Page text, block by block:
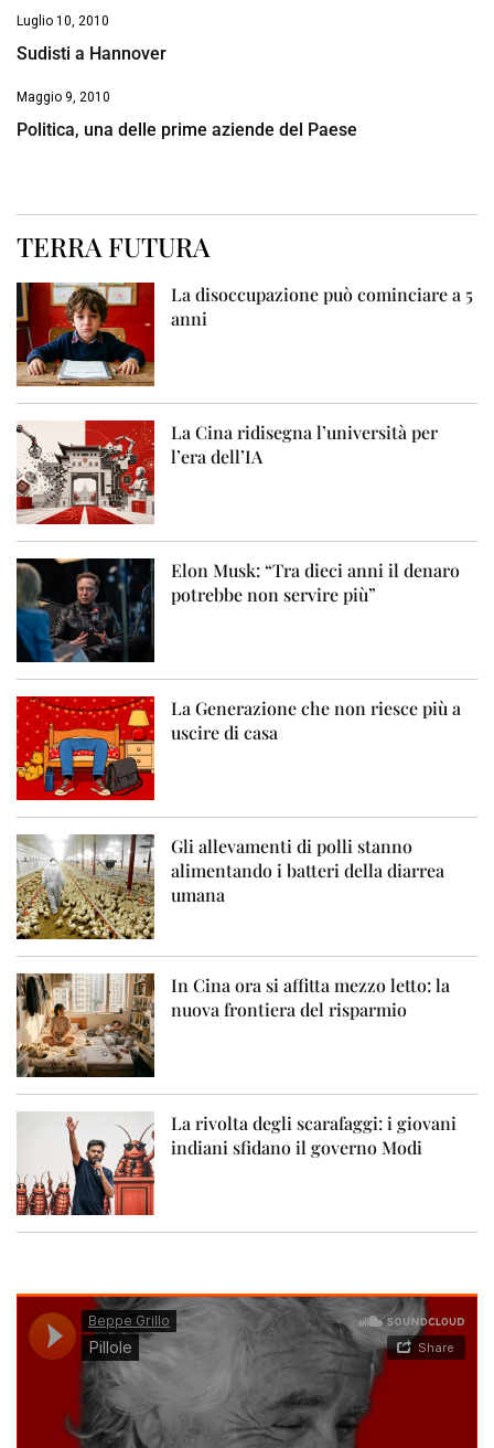
Luglio 10, 2010
Sudisti a Hannover
Maggio 9, 2010
Politica, una delle prime aziende del Paese
TERRA FUTURA
La disoccupazione può cominciare a 5
anni
La Cina ridisegna l’università per
l’era dell’IA
Elon Musk: “Tra dieci anni il denaro
potrebbe non servire più”
La Generazione che non riesce più a
uscire di casa
Gli allevamenti di polli stanno
alimentando i batteri della diarrea
umana
In Cina ora si affitta mezzo letto: la
nuova frontiera del risparmio
La rivolta degli scarafaggi: i giovani
indiani sfidano il governo Modi